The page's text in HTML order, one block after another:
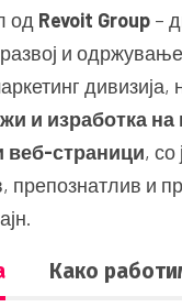
од Revoit Group –
и
дивизија,
и изработка
страници, со
препознатлив и
Како